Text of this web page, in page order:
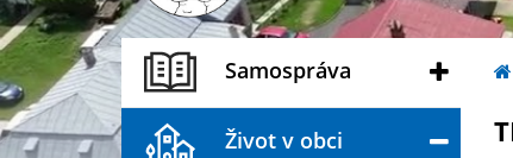
Samospráva
Život v obci